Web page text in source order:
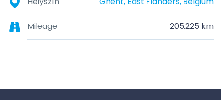
Mileage 205.225 km